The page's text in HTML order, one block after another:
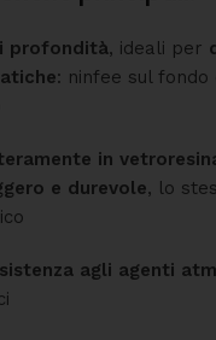
profondità, ideali per
: ninfee sul
in
e durevole, lo
agli agenti